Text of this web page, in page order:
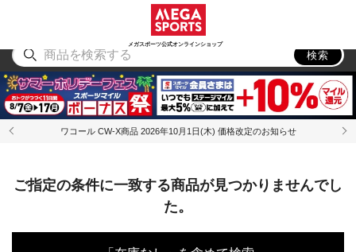
メガスポーツ公式オンラインショップ
アウトドア
検索
ワコール CW-X商品 2026年10月1日(木) 価格改定のお知らせ
ご指定の条件に一致する商品が見つかりませんでし
た。